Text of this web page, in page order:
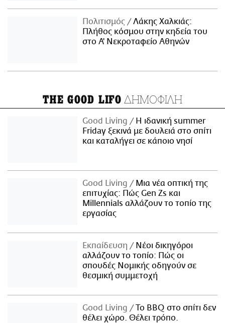
Πολιτισμός
Λάκης Χαλκιάς:
Πλήθος κόσμου στην κηδεία του
στο Α' Νεκροταφείο Αθηνών
THE GOOD LIFO ΔΗΜΟΦΙΛΗ
Good Living
Η ιδανική summer
Friday ξεκινά με δουλειά στο σπίτι
και καταλήγει σε κάποιο νησί
Good Living
Μια νέα οπτική της
επιτυχίας: Πώς Gen Zs και
Millennials αλλάζουν το τοπίο της
εργασίας
Εκπαίδευση
Νέοι δικηγόροι
αλλάζουν το τοπίο: Πώς οι
σπουδές Νομικής οδηγούν σε
θεσμική συμμετοχή
Good Living
Το BBQ στο σπίτι δεν
θέλει χώρο. Θέλει τρόπο.